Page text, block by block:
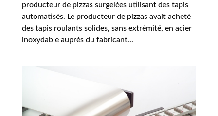
producteur de pizzas surgelées utilisant des tapis
automatisés. Le producteur de pizzas avait acheté
des tapis roulants solides, sans extrémité, en acier
inoxydable auprès du fabricant...